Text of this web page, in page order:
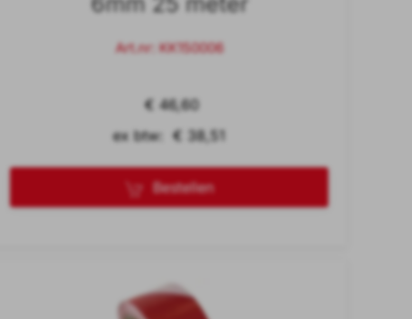
Art.nr: KK150006
€ 46,60
ex btw: € 38,51
Bestellen